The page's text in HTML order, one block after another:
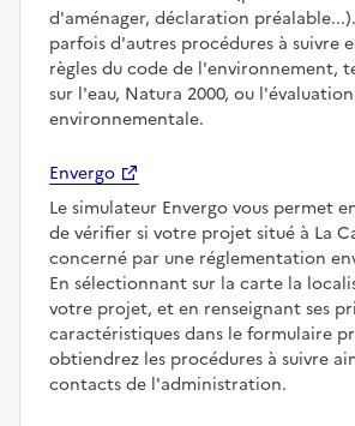
d'aménager, déclaration
parfois d'autres procédures à suivre
règles du code de l'environnement,
sur l'eau, Natura 2000, ou l'évaluation
environnementale.
Envergo
Le simulateur Envergo vous permet
de vérifier si votre projet situé à La
concerné par une réglementation
En sélectionnant sur la carte la
votre projet, et en renseignant ses
caractéristiques dans le formulaire
obtiendrez les procédures à suivre
contacts de l'administration.